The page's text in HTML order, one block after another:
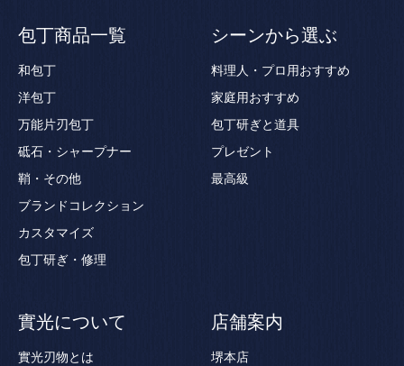
包丁商品一覧
和包丁
洋包丁
万能片刃包丁
砥石・シャープナー
鞘・その他
ブランドコレクション
カスタマイズ
包丁研ぎ・修理
シーンから選ぶ
料理人・プロ用おすすめ
家庭用おすすめ
包丁研ぎと道具
プレゼント
最高級
實光について
實光刃物とは
店舗案内
堺本店